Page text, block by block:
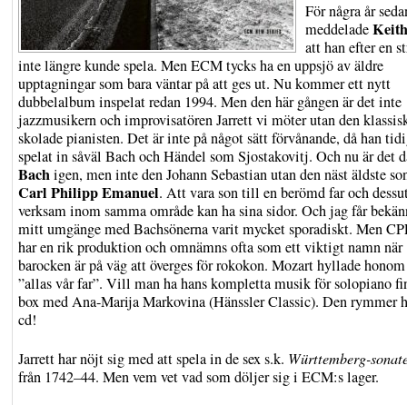
För några år
meddelade
att han efter en
inte längre kunde spela. Men ECM tycks ha en uppsjö av äldre
upptagningar som bara väntar på att ges ut. Nu kommer ett nytt
dubbelalbum inspelat redan 1994. Men den här gången är det inte
jazzmusikern och improvisatören Jarrett vi möter utan den
skolade pianisten. Det är inte på något sätt förvånande, då han
spelat in såväl Bach och Händel som Sjostakovitj. Och nu är det
Bachigen, men inte den Johann Sebastian utan den näst äldste
Carl Philipp Emanuel. Att vara son till en berömd far och
verksam inom samma område kan ha sina sidor. Och jag får
mitt umgänge med Bachsönerna varit mycket sporadiskt. Men
har en rik produktion och omnämns ofta som ett viktigt namn när
barocken är på väg att överges för rokokon. Mozart hyllade
”allas vår far”. Vill man ha hans kompletta musik för solopiano
box med Ana-Marija Markovina (Hänssler Classic). Den rymmer
cd!
Jarrett har nöjt sig med att spela in de sex s.k. Württemberg-
från 1742–44. Men vem vet vad som döljer sig i ECM:s lager.